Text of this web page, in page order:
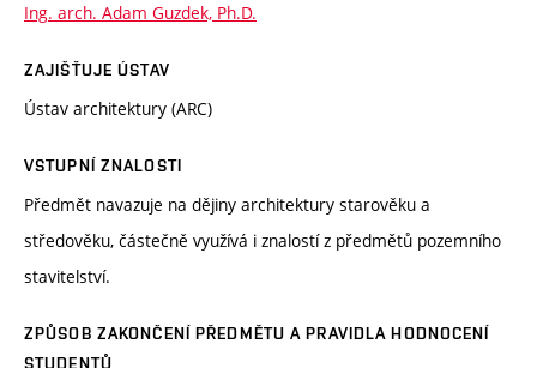
Ing. arch. Adam Guzdek, Ph.D.
ZAJIŠŤUJE ÚSTAV
Ústav architektury (ARC)
VSTUPNÍ ZNALOSTI
Předmět navazuje na dějiny architektury starověku a
středověku, částečně využívá i znalostí z předmětů pozemního
stavitelství.
ZPŮSOB ZAKONČENÍ PŘEDMĚTU A PRAVIDLA HODNOCENÍ
STUDENTŮ